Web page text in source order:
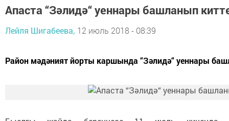
Апаста “Зәлидә“ уеннары башланып
Лейля Шигабеева, 12 июль 2018 - 08:39
Район мәдәният йорты каршында “Зәлидә“ уеннары